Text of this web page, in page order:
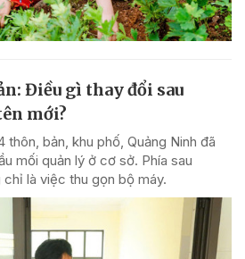
Điều gì thay đổi sau
mới?
thôn, bản, khu phố, Quảng Ninh đã
mối quản lý ở cơ sở. Phía sau
là việc thu gọn bộ máy.